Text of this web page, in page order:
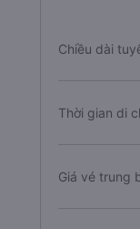
Chiều dài
Thời gian di
Giá vé trung